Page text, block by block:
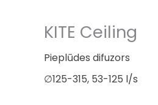
KITE Ceiling
Pieplūdes difuzors
∅125-315, 53-125 l/s